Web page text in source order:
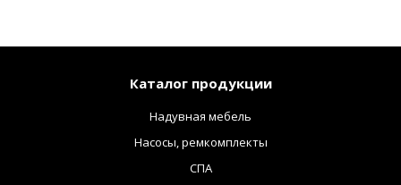
Каталог продукции
Надувная мебель
Насосы, ремкомплекты
СПА